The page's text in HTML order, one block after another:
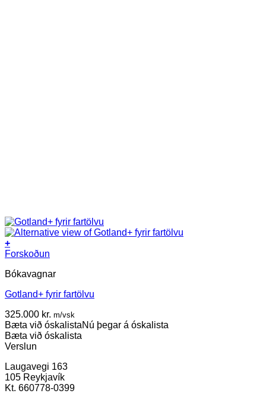
+
Forskoðun
Bókavagnar
Gotland+ fyrir fartölvu
325.000 kr. m/vsk
Bæta við óskalistaNú þegar á óskalista
Bæta við óskalista
Verslun
Laugavegi 163
105 Reykjavík
Kt. 660778-0399